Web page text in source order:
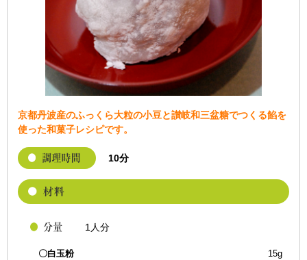
京都丹波産のふっくら大粒の小豆と讃岐和三盆糖でつくる餡を
使った和菓子レシピです。
10分
1人分
〇白玉粉 15g